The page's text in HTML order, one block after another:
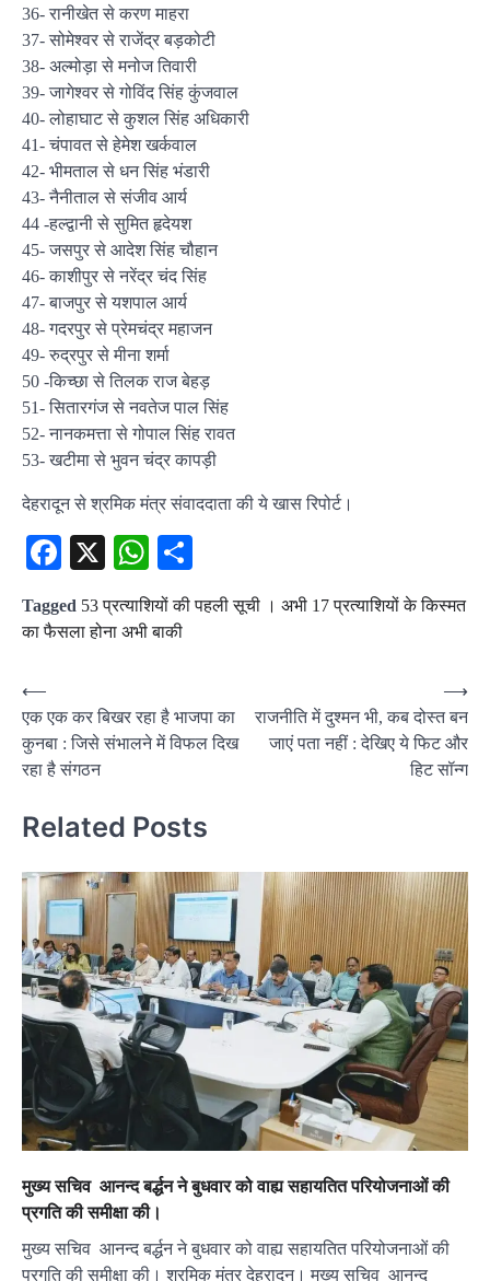
36- रानीखेत से करण माहरा
37- सोमेश्‍वर से राजेंद्र बड़कोटी
38- अल्‍मोड़ा से मनोज तिवारी
39- जागेश्‍वर से गोविंद सिंह कुंजवाल
40- लोहाघाट से कुशल सिंह अधिकारी
41- चंपावत से हेमेश खर्कवाल
42- भीमताल से धन सिंह भंडारी
43- नैनीताल से संजीव आर्य
44 -हल्‍द्वानी से सुमित हृदेयश
45- जसपुर से आदेश सिंह चौहान
46- काशीपुर से नरेंद्र चंद सिंह
47- बाजपुर से यशपाल आर्य
48- गदरपुर से प्रेमचंद्र महाजन
49- रुद्रपुर से मीना शर्मा
50 -किच्‍छा से तिलक राज बेहड़
51- सितारगंज से नवतेज पाल सिंह
52- नानकमत्ता से गोपाल सिंह रावत
53- खटीमा से भुवन चंद्र कापड़ी
देहरादून से श्रमिक मंत्र संवाददाता की ये खास रिपोर्ट।
Facebook
X WhatsApp
Tagged 53 प्रत्याशियों की पहली सूची । अभी 17 प्रत्याशियों के किस्मत
का फैसला होना अभी बाकी
Post
navigation
⟵
एक एक कर बिखर रहा है भाजपा का
कुनबा : जिसे संभालने में विफल दिख
रहा है संगठन
राजनीति में दुश्मन भी, कब दोस्त बन
जाएं पता नहीं : देखिए ये फिट और
हिट सॉन्ग
⟶
Related Posts
मुख्य सचिव आनन्द बर्द्धन ने बुधवार को वाह्य सहायतित परियोजनाओं की
प्रगति की समीक्षा की।
मुख्य सचिव आनन्द बर्द्धन ने बुधवार को वाह्य सहायतित परियोजनाओं की
प्रगति की समीक्षा की। श्रमिक मंत्र देहरादून। मुख्य सचिव आनन्द